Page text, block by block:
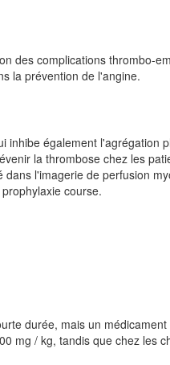
des complications thrombo-
la prévention de l'angine.
inhibe également l'agrégation
la thrombose chez les
l'imagerie de perfusion
course.
durée, mais un
mg / kg, tandis que chez les